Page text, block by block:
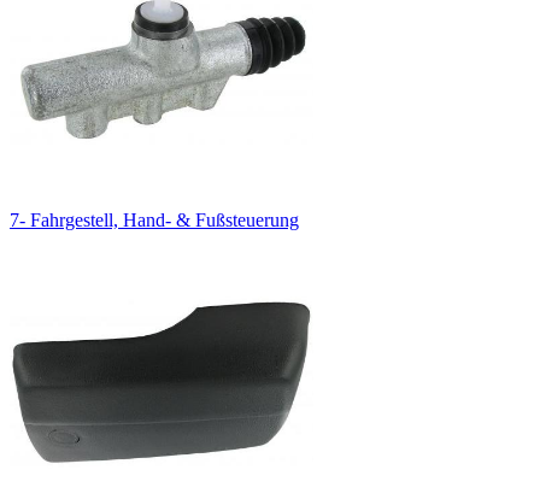
7- Fahrgestell, Hand- & Fußsteuerung